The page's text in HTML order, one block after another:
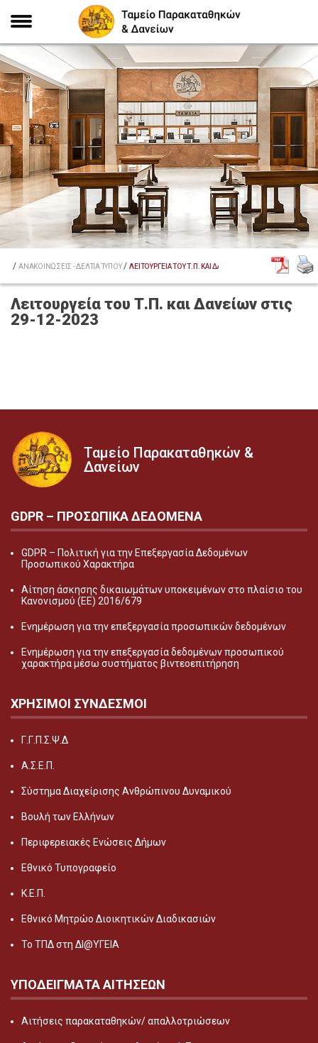
ΑΡΧΙΚΗ
/ ΑΝΑΚΟΙΝΩΣΕΙΣ - ΔΕΛΤΙΑ ΤΥΠΟΥ/ΛΕΙΤΟΥΡΓΕΙΑ ΤΟΥ Τ.Π. ΚΑΙ ΔΑΝΕΙΩΝ ΣΤΙΣ 29-12-2023
Λειτουργεία του Τ.Π. και Δανείων στις
29-12-2023
Ταμείο Παρακαταθηκών &
Δανείων
GDPR – ΠΡΟΣΩΠΙΚA ΔΕΔΟΜEΝΑ
GDPR – Πολιτική για την Επεξεργασία Δεδομένων
Προσωπικού Χαρακτήρα
Αίτηση άσκησης δικαιωμάτων υποκειμένων στο πλαίσιο του
Κανονισμού (ΕΕ) 2016/679
Ενημέρωση για την επεξεργασία προσωπικών δεδομένων
Ενημέρωση για την επεξεργασία δεδομένων προσωπικού
χαρακτήρα μέσω συστήματος βιντεοεπιτήρηση
ΧΡΗΣΙΜΟΙ ΣΥΝΔΕΣΜΟΙ
Γ.Γ.Π.Σ.Ψ.Δ
Α.Σ.Ε.Π.
Σύστημα Διαχείρισης Ανθρώπινου Δυναμικού
Βουλή των Ελλήνων
Περιφερειακές Ενώσεις Δήμων
Εθνικό Τυπογραφείο
Κ.Ε.Π.
Εθνικό Μητρώο Διοικητικών Διαδικασιών
Το ΤΠΔ στη ΔΙ@ΥΓΕΙΑ
ΥΠΟΔΕΙΓΜΑΤΑ ΑΙΤΗΣΕΩΝ
Αιτήσεις παρακαταθηκών/ απαλλοτριώσεων